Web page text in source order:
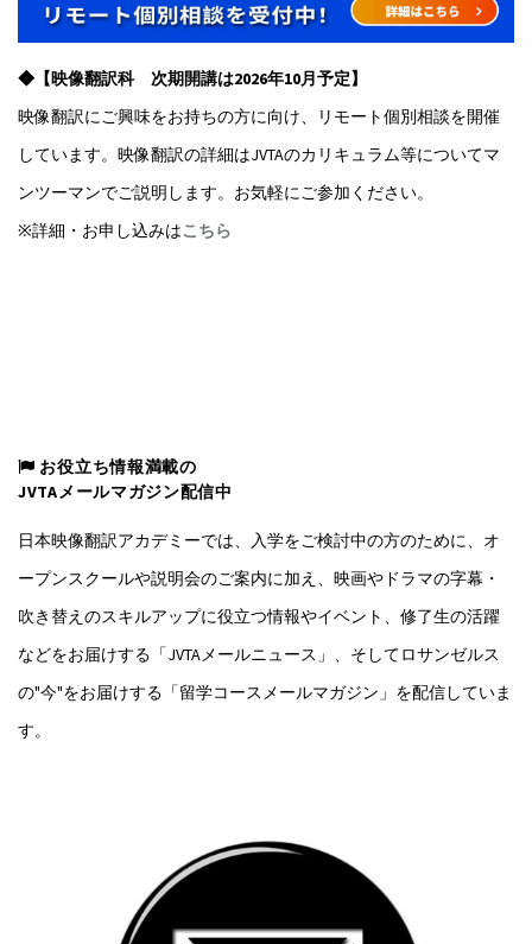
◆【映像翻訳科 次期開講は2026年10月予定】
映像翻訳にご興味をお持ちの方に向け、リモート個別相談を開催
しています。映像翻訳の詳細はJVTAのカリキュラム等についてマ
ンツーマンでご説明します。お気軽にご参加ください。
※詳細・お申し込みはこちら
お役立ち情報満載の
JVTAメールマガジン配信中
日本映像翻訳アカデミーでは、入学をご検討中の方のために、オ
ープンスクールや説明会のご案内に加え、映画やドラマの字幕・
吹き替えのスキルアップに役立つ情報やイベント、修了生の活躍
などをお届けする「JVTAメールニュース」、そしてロサンゼルス
の"今"をお届けする「留学コースメールマガジン」を配信していま
す。